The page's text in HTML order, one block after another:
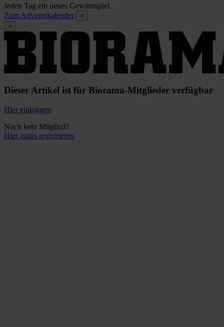
Jeden Tag ein neues Gewinnspiel.
Zum Adventskalender
×
×
Dieser Artikel ist für Biorama-Mitglieder verfügbar
Hier einloggen
Noch kein Mitglied?
Hier gratis registrieren